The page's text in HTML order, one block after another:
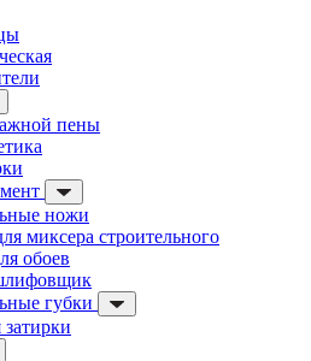
пены
ножи
миксера строительного
обоев
губки
затирки